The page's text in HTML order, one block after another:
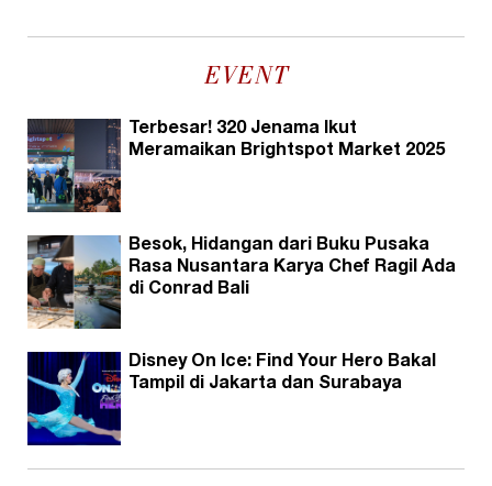
EVENT
Terbesar! 320 Jenama Ikut
Meramaikan Brightspot Market 2025
Besok, Hidangan dari Buku Pusaka
Rasa Nusantara Karya Chef Ragil Ada
di Conrad Bali
Disney On Ice: Find Your Hero Bakal
Tampil di Jakarta dan Surabaya